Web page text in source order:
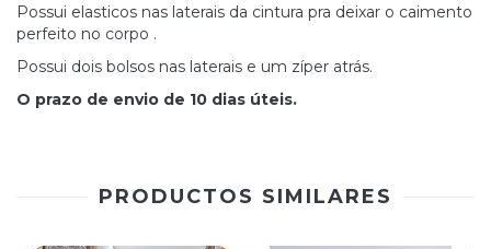
Possui elasticos nas laterais da cintura pra deixar o caimento
perfeito no corpo .
Possui dois bolsos nas laterais e um zíper atrás.
O prazo de envio de 10 dias úteis.
PRODUCTOS SIMILARES